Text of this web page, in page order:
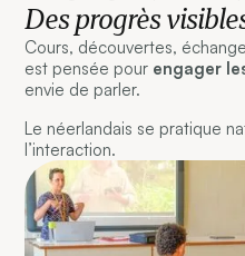
Des progrès
Cours, découvertes,
est pensée pour engager
envie de parler.
Le néerlandais se pratique
l’interaction.